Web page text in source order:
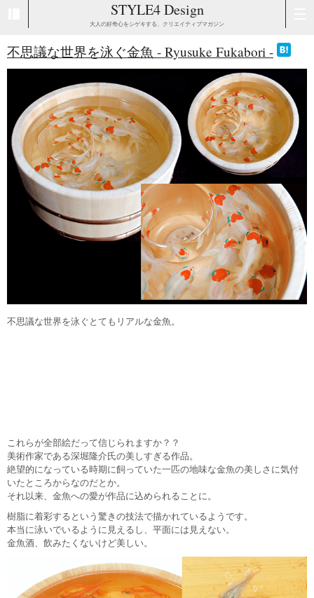
STYLE4 Design
大人の好奇心をシゲキする、クリエイティブマガジン
不思議な世界を泳ぐ金魚 - Ryusuke Fukabori -
不思議な世界を泳ぐとてもリアルな金魚。
これらが全部絵だって信じられますか？？
美術作家である深堀隆介氏の美しすぎる作品。
絶望的になっている時期に飼っていた一匹の地味な金魚の美しさに気付
いたところからなのだとか。
それ以来、金魚への愛が作品に込められることに。
樹脂に着彩するという驚きの技法で描かれているようです。
本当に泳いでいるように見えるし、平面には見えない。
金魚酒、飲みたくないけど美しい。